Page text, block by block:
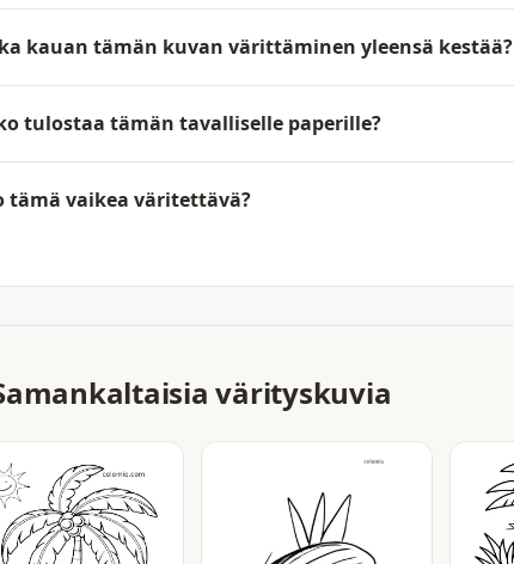
kauan tämän kuvan värittäminen yleensä kestää?
tulostaa tämän tavalliselle paperille?
tämä vaikea väritettävä?
värityskuvia